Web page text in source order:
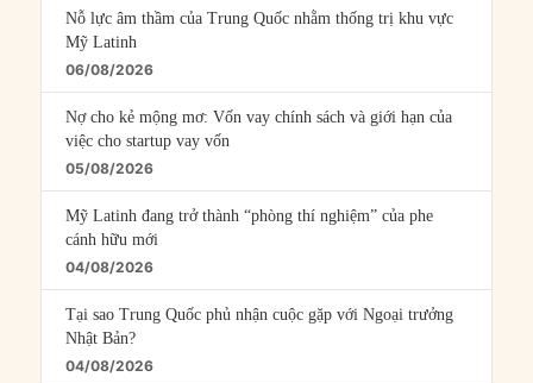
Nỗ lực âm thầm của Trung Quốc nhằm thống trị khu vực
Mỹ Latinh
06/08/2026
Nợ cho kẻ mộng mơ: Vốn vay chính sách và giới hạn của
việc cho startup vay vốn
05/08/2026
Mỹ Latinh đang trở thành “phòng thí nghiệm” của phe
cánh hữu mới
04/08/2026
Tại sao Trung Quốc phủ nhận cuộc gặp với Ngoại trưởng
Nhật Bản?
04/08/2026